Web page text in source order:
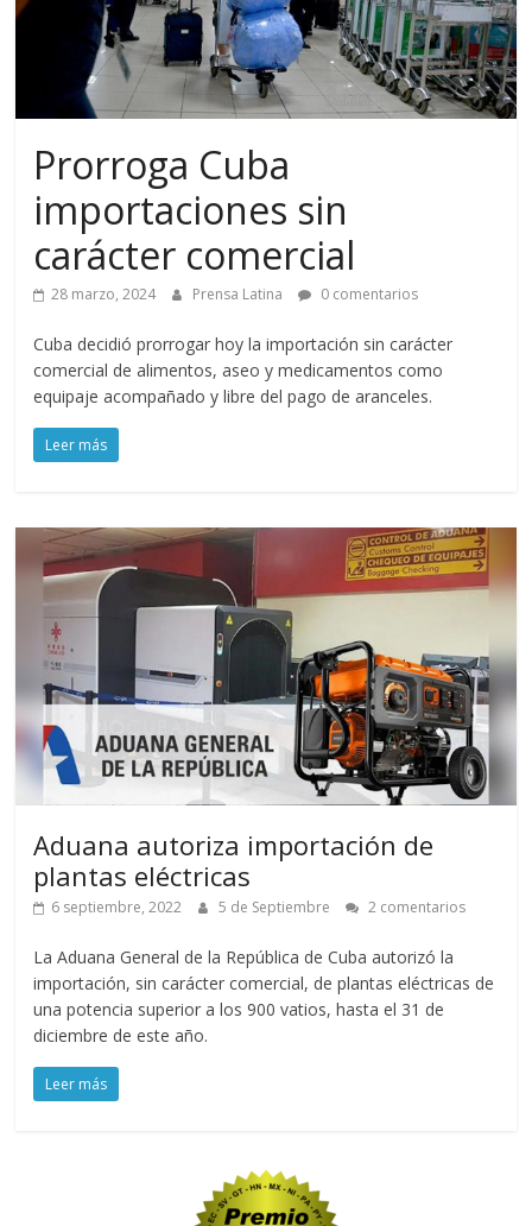
Prorroga Cuba
importaciones sin
carácter comercial
28 marzo, 2024 Prensa Latina 0 comentarios
Cuba decidió prorrogar hoy la importación sin carácter
comercial de alimentos, aseo y medicamentos como
equipaje acompañado y libre del pago de aranceles.
Leer más
Aduana autoriza importación de
plantas eléctricas
6 septiembre, 2022 5 de Septiembre 2 comentarios
La Aduana General de la República de Cuba autorizó la
importación, sin carácter comercial, de plantas eléctricas de
una potencia superior a los 900 vatios, hasta el 31 de
diciembre de este año.
Leer más